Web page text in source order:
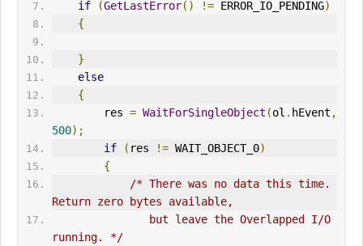
if (GetLastError() != ERROR_IO_PENDING)
{
}
else
{
        res
= WaitForSingleObject (ol . hEvent ,
500);
if
( res != WAIT_OBJECT_0)
{
/* There was no data this time.
Return zero bytes available,
running. */